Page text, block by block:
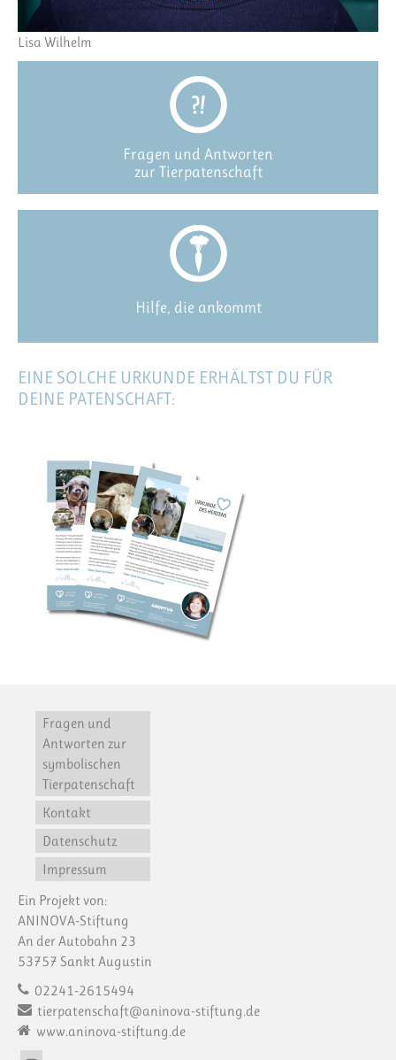
Lisa Wilhelm
Fragen und Antworten
zur Tierpatenschaft
Hilfe, die ankommt
EINE SOLCHE URKUNDE ERHÄLTST DU FÜR
DEINE PATENSCHAFT:
Fragen und
Antworten zur
symbolischen
Tierpatenschaft
Kontakt
Datenschutz
Impressum
Ein Projekt von:
ANINOVA-Stiftung
An der Autobahn 23
53757 Sankt Augustin
02241-2615494
tierpatenschaft@aninova-stiftung.de
www.aninova-stiftung.de